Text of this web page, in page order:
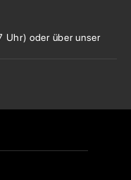
Uhr) oder überunser